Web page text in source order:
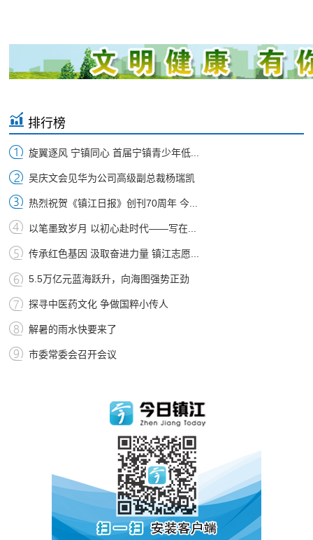
排行榜
旋翼逐风 宁镇同心 首届宁镇青少年低...
吴庆文会见华为公司高级副总裁杨瑞凯
热烈祝贺《镇江日报》创刊70周年 今...
以笔墨致岁月 以初心赴时代——写在...
传承红色基因 汲取奋进力量 镇江志愿...
5.5万亿元蓝海跃升，向海图强势正劲
探寻中医药文化 争做国粹小传人
解暑的雨水快要来了
市委常委会召开会议